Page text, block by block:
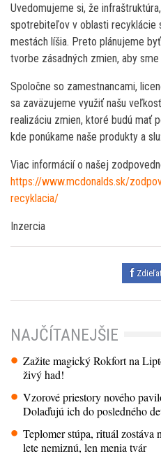
Uvedomujeme si, že
spotrebiteľov v oblasti recyklácie
mestách líšia. Preto plánujeme
tvorbe zásadných zmien, aby
Spoločne so zamestnancami,
sa zaväzujeme využiť našu
realizáciu zmien, ktoré budú mať
kde ponúkame naše produkty a
Viac informácií o našej
https://www.mcdonalds.sk/
recyklacia/
Inzercia
NAJČÍTANEJŠIE
Zažite magický Rokfort na
živý had!
Vzorové priestory nového
Dolaďujú ich do posledného
Teplomer stúpa, rituál zostáva
lete nemiznú, len menia tvár